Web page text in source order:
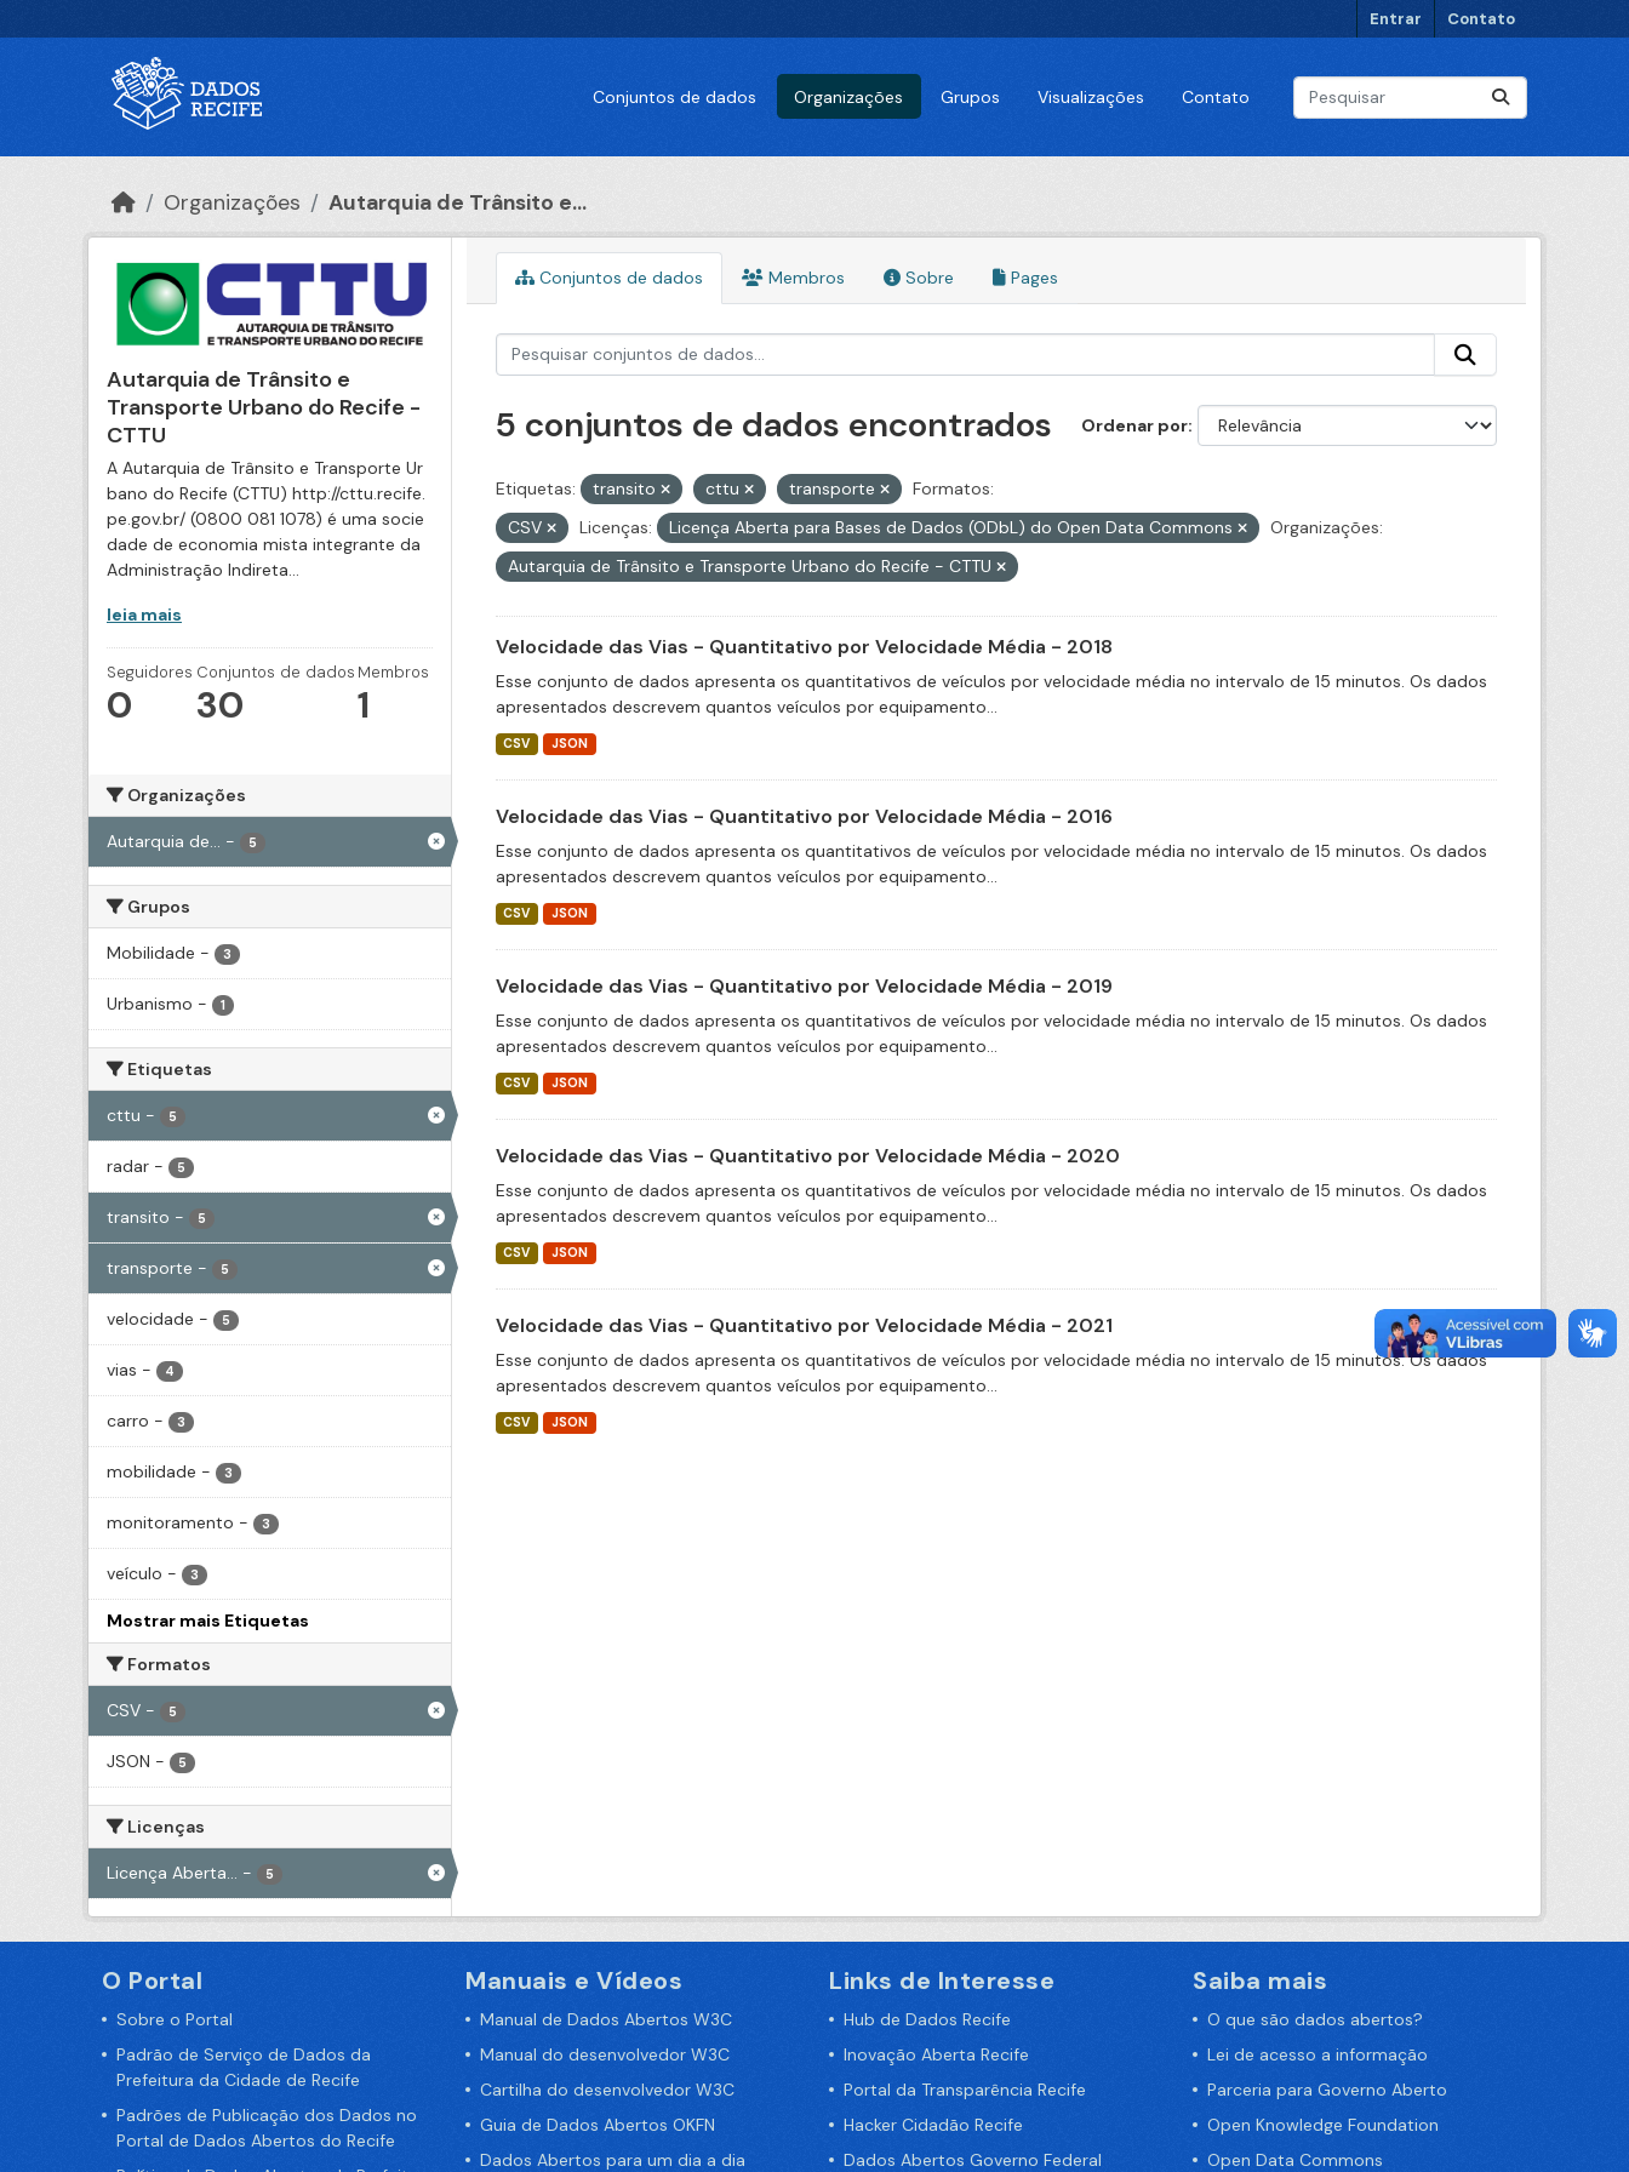
Entrar Contato
Conjuntos de dados Organizações Grupos Visualizações Contato
Organizações Autarquia de Trânsito e...
Autarquia de Trânsito e
Transporte Urbano do Recife -
CTTU
A Autarquia de Trânsito e Transporte Ur
bano do Recife (CTTU) http://cttu.recife.
pe.gov.br/ (0800 081 1078) é uma socie
dade de economia mista integrante da
Administração Indireta...
leia mais
Seguidores
0
Conjuntos de dados
30
Membros
1
Organizações
Autarquia de... - 5
Grupos
Mobilidade - 3
Urbanismo - 1
Etiquetas
cttu - 5
radar - 5
transito - 5
transporte - 5
velocidade - 5
vias - 4
carro - 3
mobilidade - 3
monitoramento - 3
veículo - 3
Mostrar mais Etiquetas
Formatos
CSV - 5
JSON - 5
Licenças
Licença Aberta... - 5
Conjuntos de dados Membros Sobre Pages
Ordenar por
5 conjuntos de dados encontrados
Etiquetas: transito cttu transporte
Formatos:
CSV
Licenças: Licença Aberta para Bases de Dados (ODbL) do Open Data Commons
Organizações:
Autarquia de Trânsito e Transporte Urbano do Recife - CTTU
Velocidade das Vias - Quantitativo por Velocidade Média - 2018
Esse conjunto de dados apresenta os quantitativos de veículos por velocidade média no intervalo de 15 minutos. Os dados
apresentados descrevem quantos veículos por equipamento...
CSV JSON
Velocidade das Vias - Quantitativo por Velocidade Média - 2016
Esse conjunto de dados apresenta os quantitativos de veículos por velocidade média no intervalo de 15 minutos. Os dados
apresentados descrevem quantos veículos por equipamento...
CSV JSON
Velocidade das Vias - Quantitativo por Velocidade Média - 2019
Esse conjunto de dados apresenta os quantitativos de veículos por velocidade média no intervalo de 15 minutos. Os dados
apresentados descrevem quantos veículos por equipamento...
CSV JSON
Velocidade das Vias - Quantitativo por Velocidade Média - 2020
Esse conjunto de dados apresenta os quantitativos de veículos por velocidade média no intervalo de 15 minutos. Os dados
apresentados descrevem quantos veículos por equipamento...
CSV JSON
Velocidade das Vias - Quantitativo por Velocidade Média - 2021
Esse conjunto de dados apresenta os quantitativos de veículos por velocidade média no intervalo de 15 minutos. Os dados
apresentados descrevem quantos veículos por equipamento...
CSV JSON
O Portal
Sobre o Portal
Padrão de Serviço de Dados da
Prefeitura da Cidade de Recife
Padrões de Publicação dos Dados no
Portal de Dados Abertos do Recife
Manuais e Vídeos
Manual de Dados Abertos W3C
Manual do desenvolvedor W3C
Cartilha do desenvolvedor W3C
Guia de Dados Abertos OKFN
Dados Abertos para um dia a dia
Links de Interesse
Hub de Dados Recife
Inovação Aberta Recife
Portal da Transparência Recife
Hacker Cidadão Recife
Dados Abertos Governo Federal
Saiba mais
O que são dados abertos?
Lei de acesso a informação
Parceria para Governo Aberto
Open Knowledge Foundation
Open Data Commons